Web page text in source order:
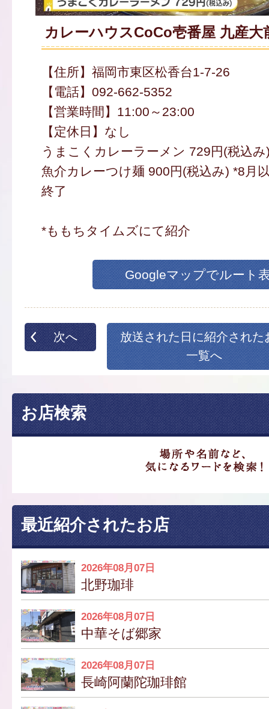
カレーハウスCoCo壱番屋 九産大
【住所】福岡市東区松香台1-7-26
【電話】092-662-5352
【営業時間】11:00～23:00
【定休日】なし
うまこくカレーラーメン 729円(税込み
魚介カレーつけ麺 900円(税込み) *8月
終了
*ももちタイムズにて紹介
Googleマップでルート
次へ
放送された日に紹介された
一覧へ
お店検索
最近紹介されたお店
2026年08月07日
北野珈琲
2026年08月07日
中華そば郷家
2026年08月07日
長崎阿蘭陀珈琲館